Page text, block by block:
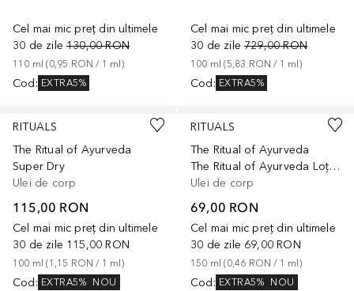
Cel mai mic preț din ultimele
30 de zile 130,00 RON
110 ml (0,95 RON / 1 ml)
Cod : EXTRA5%
Cel mai mic preț din ultimele
30 de zile 729,00 RON
100 ml (5,83 RON / 1 ml)
Cod : EXTRA5%
RITUALS
The Ritual of Ayurveda
Super Dry
Ulei de corp
115,00 RON
Cel mai mic preț din ultimele
30 de zile 115,00 RON
100 ml (1,15 RON / 1 ml)
Cod : EXTRA5% NOU
RITUALS
The Ritual of Ayurveda
The Ritual of Ayurveda Loțiune de corp sub formă de spumă, 150 ml
Ulei de corp
69,00 RON
Cel mai mic preț din ultimele
30 de zile 69,00 RON
150 ml (0,46 RON / 1 ml)
Cod : EXTRA5% NOU